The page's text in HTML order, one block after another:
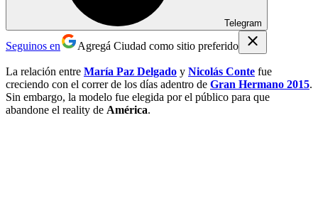
Telegram
Seguinos en Agregá Ciudad como sitio preferido
La relación entre María Paz Delgado y Nicolás Conte fue
creciendo con el correr de los días adentro de Gran Hermano 2015.
Sin embargo, la modelo fue elegida por el público para que
abandone el reality de América.